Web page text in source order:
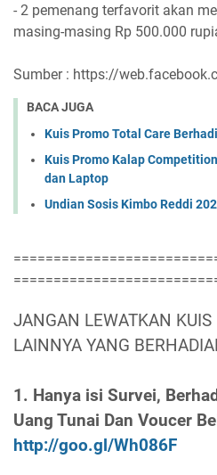
- 2 pemenang terfavorit akan
masing-masing Rp 500.000
Sumber : https://
BACA JUGA
Kuis Promo Total Care
Kuis Promo Kalap
dan Laptop
Undian Sosis Kimbo Reddi
JANGAN LEWATKAN
LAINNYA YANG
1. Hanya isi Survei,
Uang Tunai Dan Voucer
http://goo.gl/Wh086F